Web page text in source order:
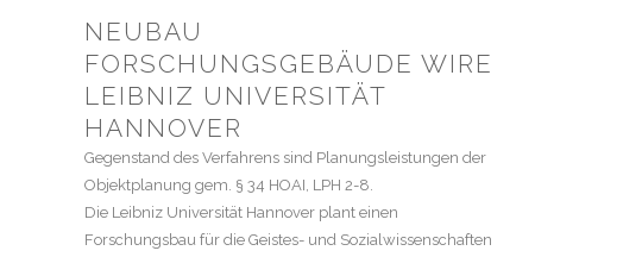
NEUBAU
FORSCHUNGSGEBÄUDE WIRE
LEIBNIZ UNIVERSITÄT
HANNOVER
Gegenstand des Verfahrens sind Planungsleistungen der
Objektplanung gem. § 34 HOAI, LPH 2-8.
Die Leibniz Universität Hannover plant einen
Forschungsbau für die Geistes- und Sozialwissenschaften